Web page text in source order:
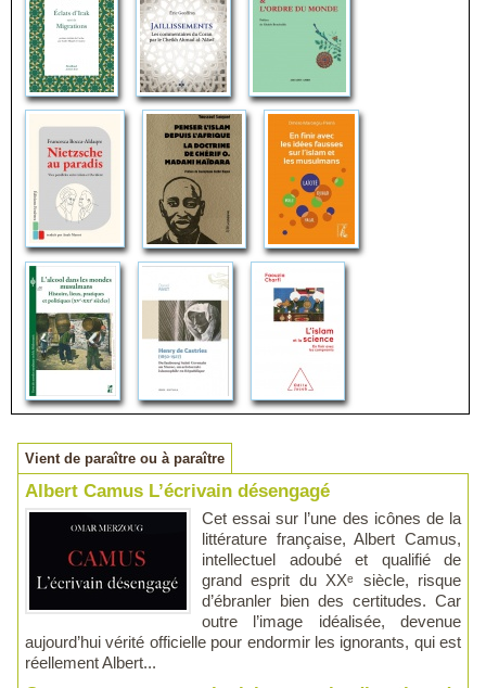
Vient de paraître ou à paraître
Albert Camus L’écrivain désengagé
Cet essai sur l’une des icônes de la
littérature française, Albert Camus,
intellectuel adoubé et qualifié de
grand esprit du XXᵉ siècle, risque
d’ébranler bien des certitudes. Car
outre l’image idéalisée, devenue
aujourd’hui vérité officielle pour endormir les ignorants, qui est
réellement Albert...